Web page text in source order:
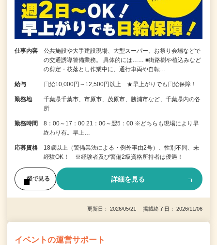
仕事内容
公共施設や大手建設現場、大型スーパー、お祭り会場などで
の交通誘導警備業務。 具体的には…… ■街路樹や植込みなど
の剪定・枝落とし作業中に、通行車両や自転…
給与 日給10,000円～12,500円以上 ★早上がりでも日給保障！
勤務地
千葉県千葉市、市原市、茂原市、勝浦市など、千葉県内の各
所
勤務時間
8：00～17：00 21：00～翌5：00 ※どちらも現場により早
終わり有。早上…
応募資格
18歳以上（警備業法による・例外事由2号）、性別不問、未
経験OK！ ※経験者及び警備2級資格所持者は優遇！
後で見る 詳細を見る
更新日： 2026/05/21 掲載終了日： 2026/11/06
イベントの運営サポート